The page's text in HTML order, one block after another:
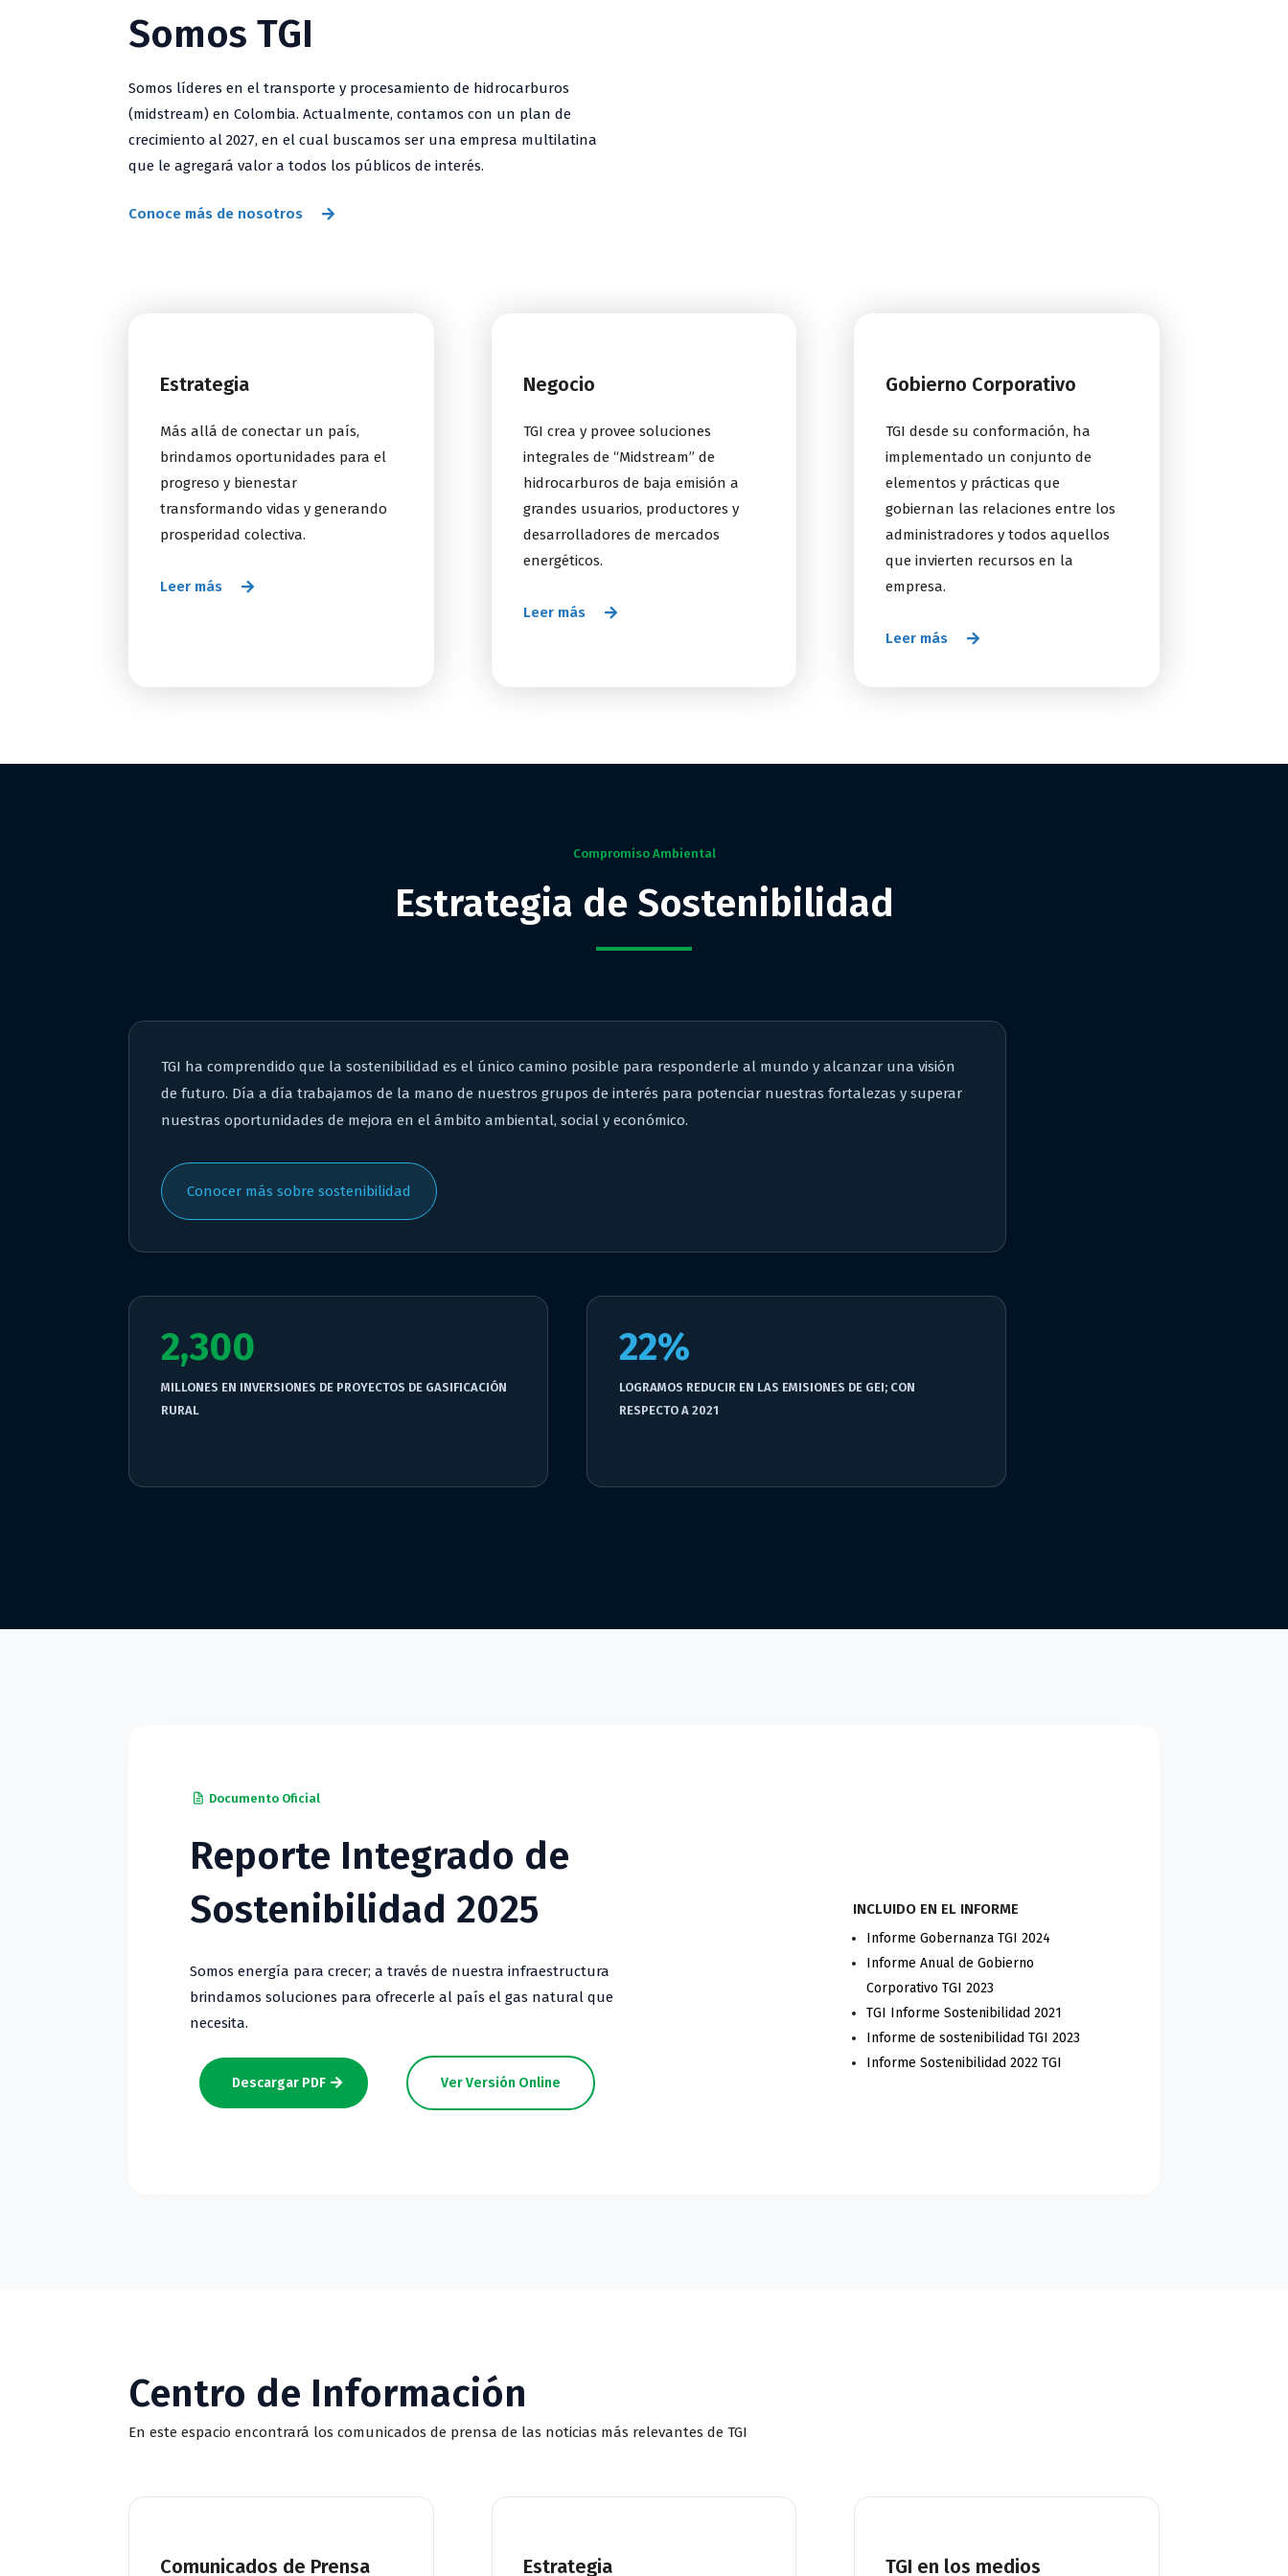
Somos TGI
Somos líderes en el transporte y procesamiento de hidrocarburos
(midstream) en Colombia. Actualmente, contamos con un plan de
crecimiento al 2027, en el cual buscamos ser una empresa multilatina
que le agregará valor a todos los públicos de interés.
Conoce más de nosotros
Estrategia
Más allá de conectar un país,
brindamos oportunidades para el
progreso y bienestar
transformando vidas y generando
prosperidad colectiva.
Leer más
Negocio
TGI crea y provee soluciones
integrales de “Midstream” de
hidrocarburos de baja emisión a
grandes usuarios, productores y
desarrolladores de mercados
energéticos.
Leer más
Gobierno Corporativo
TGI desde su conformación, ha
implementado un conjunto de
elementos y prácticas que
gobiernan las relaciones entre los
administradores y todos aquellos
que invierten recursos en la
empresa.
Leer más
Compromiso Ambiental
Estrategia de Sostenibilidad
22%
LOGRAMOS REDUCIR EN LAS EMISIONES DE GEI; CON
RESPECTO A 2021
2,300
MILLONES EN INVERSIONES DE PROYECTOS DE GASIFICACIÓN
RURAL
TGI ha comprendido que la sostenibilidad es el único camino posible para responderle al mundo y alcanzar una visión
de futuro. Día a día trabajamos de la mano de nuestros grupos de interés para potenciar nuestras fortalezas y superar
nuestras oportunidades de mejora en el ámbito ambiental, social y económico.
Conocer más sobre sostenibilidad
Documento Oficial
Reporte Integrado de
Sostenibilidad 2025
Somos energía para crecer; a través de nuestra infraestructura
brindamos soluciones para ofrecerle al país el gas natural que
necesita.
Descargar PDF Ver Versión Online
INCLUIDO EN EL INFORME
Informe Gobernanza TGI 2024
Informe Anual de Gobierno
Corporativo TGI 2023
TGI Informe Sostenibilidad 2021
Informe de sostenibilidad TGI 2023
Informe Sostenibilidad 2022 TGI
Centro de Información
En este espacio encontrará los comunicados de prensa de las noticias más relevantes de TGI
Comunicados de Prensa Estrategia TGI en los medios